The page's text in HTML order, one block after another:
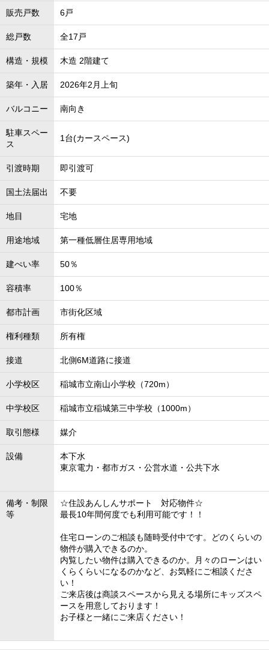
販売戸数 6戸
総戸数 全17戸
構造・規模 木造 2階建て
築年・入居 2026年2月上旬
バルコニー 南向き
駐車スペー
ス
1台(カースペース)
引渡時期 即引渡可
国土法届出 不要
地目 宅地
用途地域 第一種低層住居専用地域
建ぺい率 50％
容積率 100％
都市計画 市街化区域
権利種類 所有権
接道 北側6M道路に接道
小学校区 稲城市立南山小学校（720m）
中学校区 稲城市立稲城第三中学校（1000m）
取引態様 媒介
設備
本下水
東京電力・都市ガス・公営水道・公共下水
備考・制限
等
☆住設あんしんサポート 対応物件☆
最長10年間何度でも利用可能です！！
住宅ローンのご相談も随時受付中です。どのくらいの
物件が購入できるのか。
内覧したい物件は購入できるのか。月々のローンはい
くらくらいになるのかなど、お気軽にご相談くださ
い！
ご来店後は商談スペースから見える場所にキッズスペ
ースを用意しております！
お子様と一緒にご来店ください！